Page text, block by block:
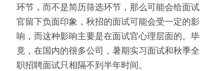
环节，而不是简历筛选环节，那么可能会给面试
官留下负面印象，秋招的面试可能会受一定的影
响，而这种影响主要是在面试官心理层面的。毕
竟，在国内的很多公司，暑期实习面试和秋季全
职招聘面试只相隔不到半年时间。